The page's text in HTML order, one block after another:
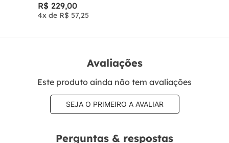
R$ 229,00
4x de R$ 57,25
Avaliações
Este produto ainda não tem avaliações
SEJA O PRIMEIRO A AVALIAR
Perguntas & respostas